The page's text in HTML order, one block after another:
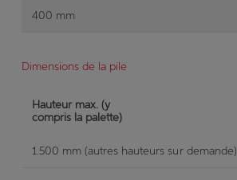
400 mm
Dimensions de la pile
Hauteur max. (y
compris la palette)
1.500 mm (autres hauteurs sur demande)